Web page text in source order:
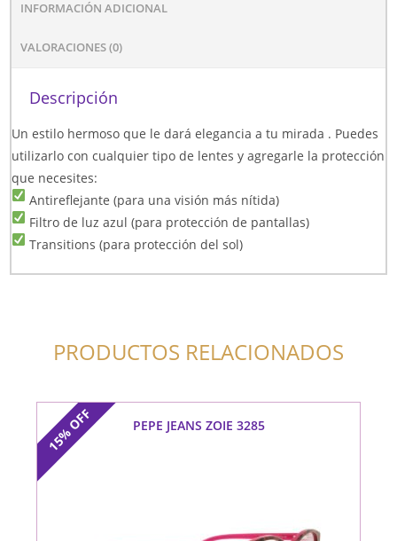
INFORMACIÓN ADICIONAL
VALORACIONES (0)
Descripción
Un estilo hermoso que le dará elegancia a tu mirada . Puedes
utilizarlo con cualquier tipo de lentes y agregarle la protección
que necesites:
Antireflejante (para una visión más nítida)
Filtro de luz azul (para protección de pantallas)
Transitions (para protección del sol)
PRODUCTOS RELACIONADOS
15%
OFF PEPE JEANS ZOIE 3285